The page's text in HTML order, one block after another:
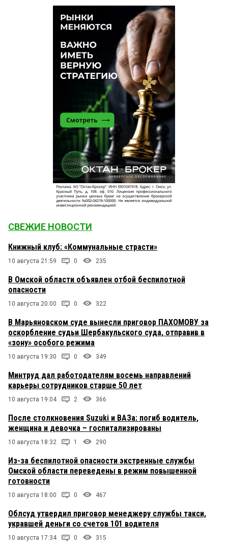
СВЕЖИЕ НОВОСТИ
Книжный клуб: «Коммунальные страсти»
10 августа 21:59 0 235
В Омской области объявлен отбой беспилотной
опасности
10 августа 20:00 0 322
В Марьяновском суде вынесли приговор ПАХОМОВУ за
оскорбление судьи Шербакульского суда, отправив в
«зону» особого режима
10 августа 19:30 0 349
Минтруд дал работодателям восемь направлений
карьеры сотрудников старше 50 лет
10 августа 19:04 2 366
После столкновения Suzuki и ВАЗа: погиб водитель,
женщина и девочка – госпитализированы
10 августа 18:32 1 290
Из-за беспилотной опасности экстренные службы
Омской области переведены в режим повышенной
готовности
10 августа 18:00 0 467
Облсуд утвердил приговор менеджеру службы такси,
укравшей деньги со счетов 101 водителя
10 августа 17:34 0 315